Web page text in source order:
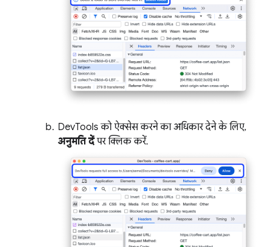
DevTools को ऐक्सेस करने का अधिकार देने के लिए,
अनुमति देंपर क्लिक करें.